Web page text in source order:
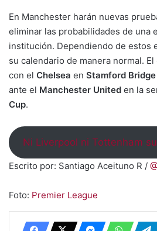
En Manchester harán nuevas
eliminar las probabilidades de una
institución. Dependiendo de estos
su calendario de manera normal.
con el Chelsea en Stamford Bridge
ante el Manchester United en la
Cup.
Ni Liverpool ni Tottenham
Escrito por: Santiago Aceituno R /
Foto: Premier League